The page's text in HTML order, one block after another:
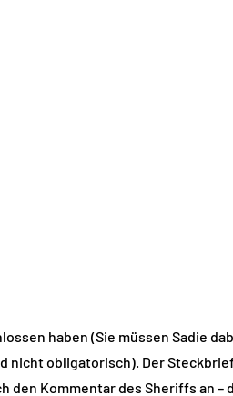
haben (Sie müssen Sadie
nicht obligatorisch). Der
den Kommentar des Sheriffs an –